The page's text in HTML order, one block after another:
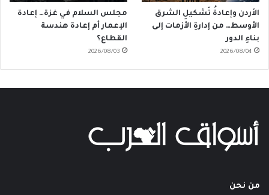
الأردن وإعادةُ تَشكيلِ الشرق
الأوسط… من إدارةِ الأزمات إلى
بناءِ الدور
2026/08/04
مجلس السلام في غزة… إعادة
الإعمار أم إعادة هندسة
القطاع؟
2026/08/03
من نحن